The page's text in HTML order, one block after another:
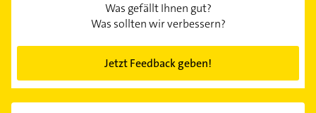
Was gefällt Ihnen gut?
Was sollten wir verbessern?
Jetzt Feedback geben!